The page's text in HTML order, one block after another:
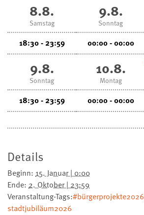
8.8.
Samstag
18:30 - 23:59
9.8.
Sonntag
00:00 - 00:00
9.8.
Sonntag
18:30 - 23:59
10.8.
Montag
00:00 - 00:00
Details
Beginn: 15. Januar | 0:00
Ende: 2. Oktober | 23:59
Veranstaltung-Tags:#bürgerprojekte2026
stadtjubiläum2026